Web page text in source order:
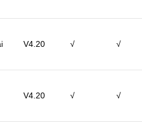
V4.20 √ √
V4.20 √ √